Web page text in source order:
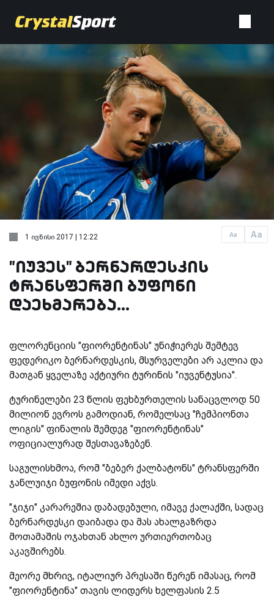
Aa Aa
1 ივნისი 2017 | 12:22
"იუვეს" ბერნარდესკის
ტრანსფერში ბუფონი
დაეხმარება...
ფლორენციის "ფიორენტინას" უნიჭიერეს შემტევ
ფედერიკო ბერნარდესკის, მსურველები არ აკლია და
მათგან ყველაზე აქტიური ტურინის "იუვენტუსია".
ტურინელები 23 წლის ფეხბურთელის სანაცვლოდ 50
მილიონ ევროს გამოდიან, რომელსაც "ჩემპიონთა
ლიგის" ფინალის შემდეგ "ფიორენტინას"
ოფიციალურად შესთავაზებენ.
საგულისხმოა, რომ "ბებერ ქალბატონს" ტრანსფერში
ჯანლუიჯი ბუფონის იმედი აქვს.
"ჯიჯი" კარარეშია დაბადებული, იმავე ქალაქში, სადაც
ბერნარდესკი დაიბადა და მას ახალგაზრდა
მოთამაშის ოჯახთან ახლო ურთიერთობაც
აკავშირებს.
მეორე მხრივ, იტალიურ პრესაში წერენ იმასაც, რომ
"ფიორენტინა" თავის ლიდერს ხელფასის 2.5